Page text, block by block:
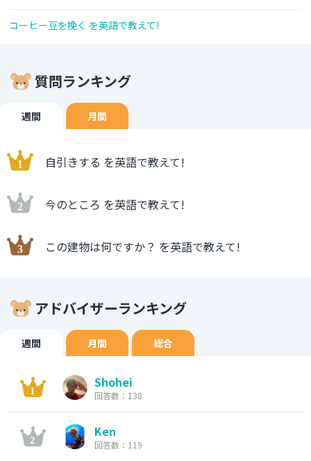
コーヒー豆を挽く を英語で教えて!
質問ランキング
週間 月間
自引きする を英語で教えて!
今のところ を英語で教えて!
この建物は何ですか？ を英語で教えて!
アドバイザーランキング
週間 月間 総合
Shohei
回答数：138
Ken
回答数：119